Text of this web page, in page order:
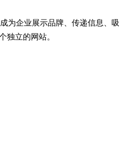
为企业展示品牌、传递信息、
独立的网站。